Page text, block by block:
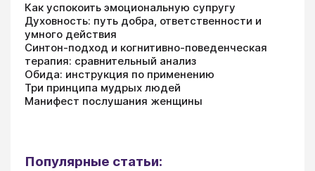
Как успокоить эмоциональную супругу
Духовность: путь добра, ответственности и
умного действия
Синтон-подход и когнитивно-поведенческая
терапия: сравнительный анализ
Обида: инструкция по применению
Три принципа мудрых людей
Манифест послушания женщины
Популярные статьи: